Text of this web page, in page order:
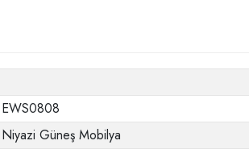
EWS0808
Niyazi Güneş Mobilya